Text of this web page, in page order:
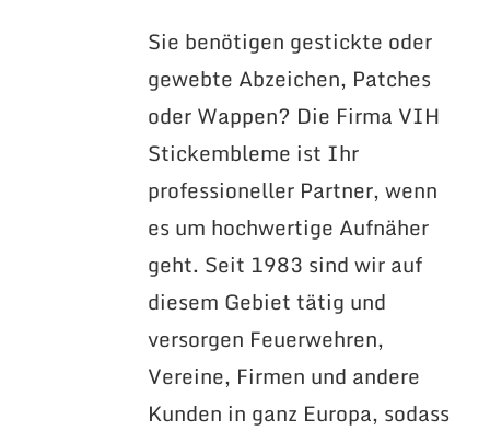
Sie benötigen gestickte oder
gewebte Abzeichen, Patches
oder Wappen? Die Firma VIH
Stickembleme ist Ihr
professioneller Partner, wenn
es um hochwertige Aufnäher
geht. Seit 1983 sind wir auf
diesem Gebiet tätig und
versorgen Feuerwehren,
Vereine, Firmen und andere
Kunden in ganz Europa, sodass